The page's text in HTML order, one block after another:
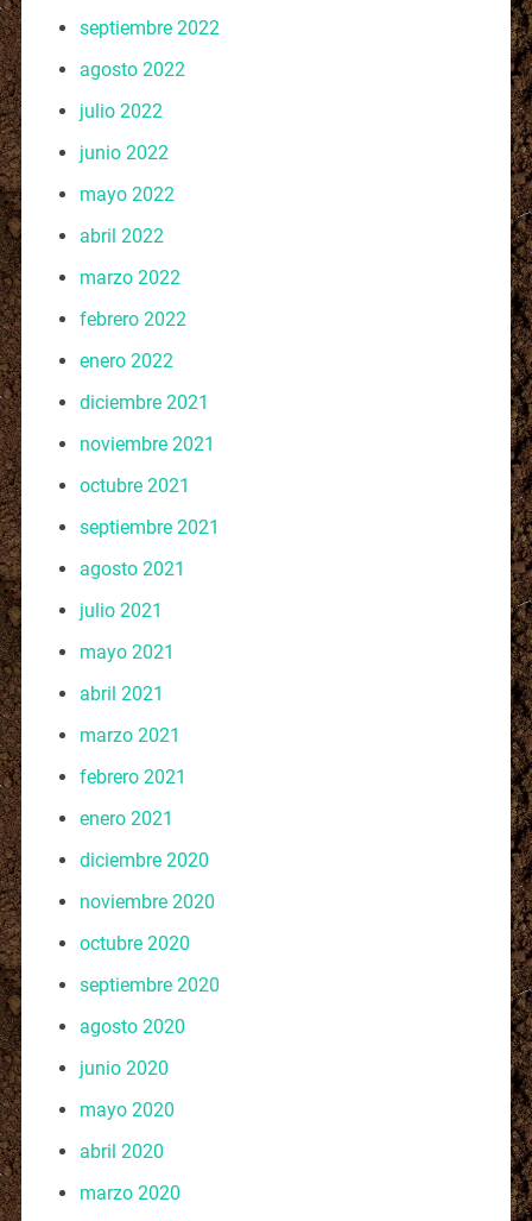
septiembre 2022
agosto 2022
julio 2022
junio 2022
mayo 2022
abril 2022
marzo 2022
febrero 2022
enero 2022
diciembre 2021
noviembre 2021
octubre 2021
septiembre 2021
agosto 2021
julio 2021
mayo 2021
abril 2021
marzo 2021
febrero 2021
enero 2021
diciembre 2020
noviembre 2020
octubre 2020
septiembre 2020
agosto 2020
junio 2020
mayo 2020
abril 2020
marzo 2020